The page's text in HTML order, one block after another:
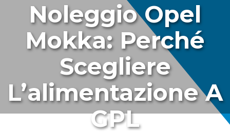
Noleggio Opel
Mokka: Perché
Scegliere
L’alimentazione A
GPL